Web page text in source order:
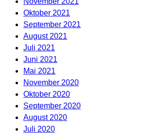
Oktober 2021
September 2021
August 2021
Juli 2021
Juni 2021
Mai 2021
November 2020
Oktober 2020
September 2020
August 2020
Juli 2020